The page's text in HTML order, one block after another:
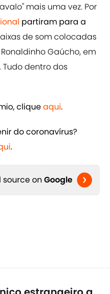
mais uma vez. Por
partiram para a
de som colocadas
Gaúcho, em
Tudo dentro dos
cliqueaqui.
do coronavírus?
.
on Google